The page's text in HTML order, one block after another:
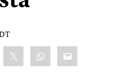
WhatsApp
Email